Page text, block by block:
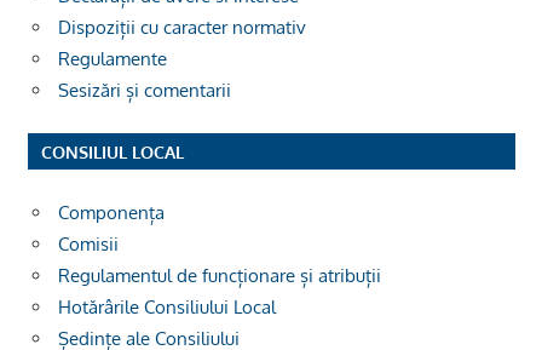
Dispoziții cu caracter normativ
Regulamente
Sesizări și comentarii
CONSILIUL LOCAL
Componența
Comisii
Regulamentul de funcționare și atribuții
Hotărârile Consiliului Local
Ședințe ale Consiliului